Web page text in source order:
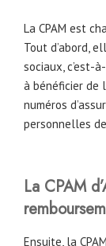
La CPAM est
Tout d’abord,
sociaux, c’est-
à bénéficier de
numéros
personnelles
La CPAM
Ensuite, la